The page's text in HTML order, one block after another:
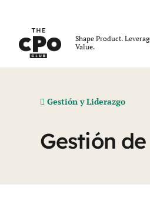
Shape Product.
Value.
Gestión y Liderazgo
Gestión